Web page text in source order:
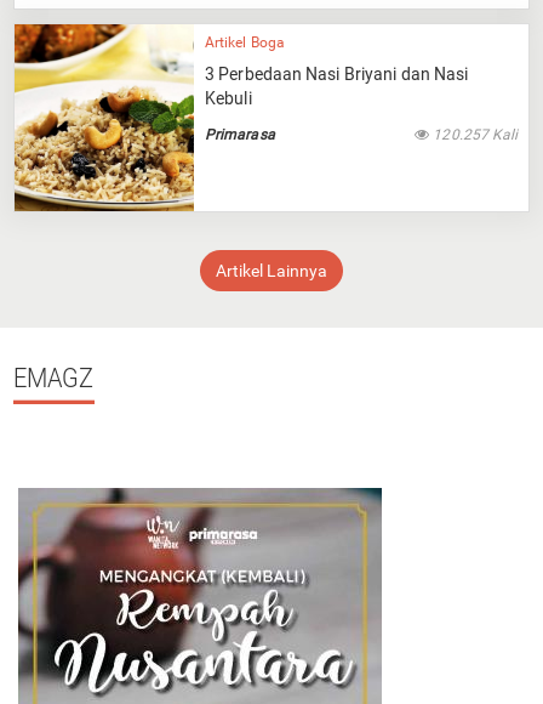
Artikel Boga
3 Perbedaan Nasi Briyani dan Nasi
Kebuli
Primarasa 120.257 Kali
Artikel Lainnya
EMAGZ